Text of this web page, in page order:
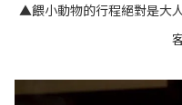
▲餵小動物的行程絕對是大